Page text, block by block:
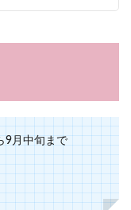
9月中旬まで